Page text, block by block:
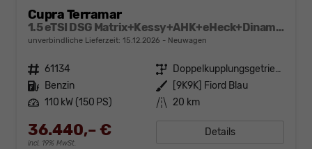
Cupra Terramar
1.5 eTSI DSG Matrix+Kessy+AHK+eHeck+Dinamica+CarPlay+eHeck+GV5
unverbindliche Lieferzeit: 15.12.2026 Neuwagen
Fahrzeugnr. 61134 Getriebe
Doppelkupplungsgetriebe (DSG)
Kraftstoff Benzin Außenfarbe
[9K9K] Fiord Blau
Leistung 110 kW (150 PS) Kilometerstand 20 km
36.440,– €
incl. 19% MwSt.
Details